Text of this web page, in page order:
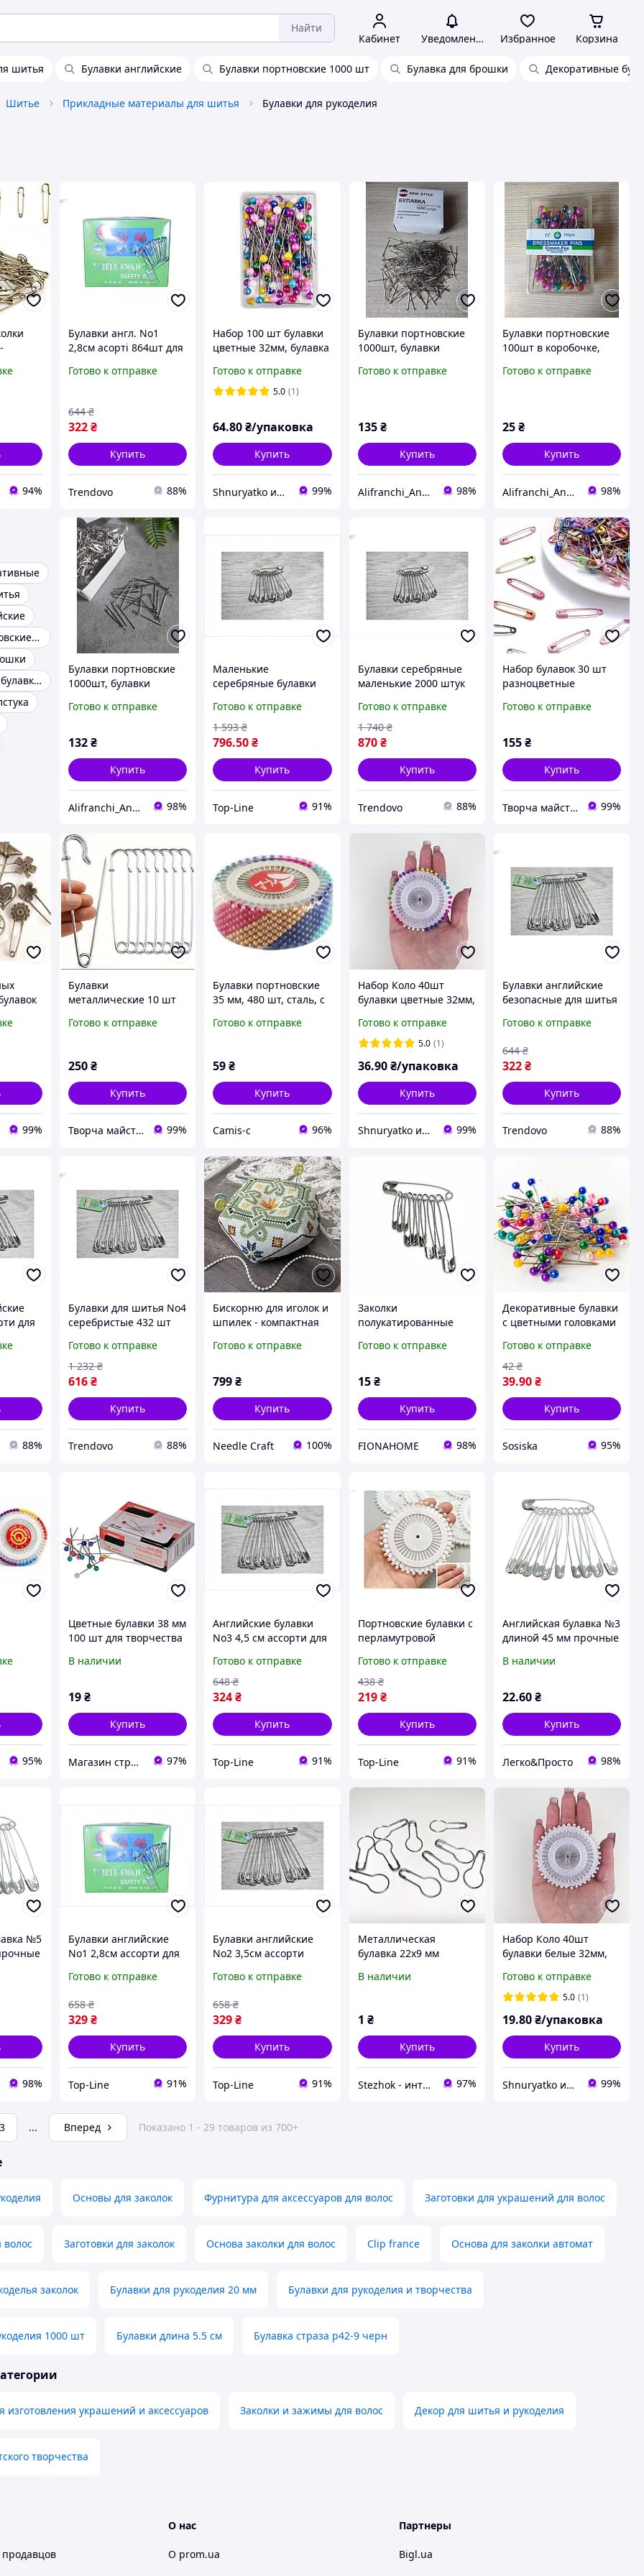
Найти
Кабинет Уведомления Избранное Корзина
шитья Булавки английские Булавки портновские 1000 шт Булавка для брошки Декоративные
Шитье Прикладные материалы для шитья Булавки для рукоделия
75
94%
Булавки англ. No1
2,8см асорті 864шт для
безпечні шпильки для
Готово к отправке
322₴
644 ₴
Купить
Trendovo 88%
Набор 100 шт булавки
цветные 32мм, булавка
рукоделия, вязания,
бисероплетения,
Готово к отправке
5.0 (1)
64.80₴/упаковка
Купить
Shnuryatko интернет-магазин 99%
Булавки портновские
1000шт, булавки
шитья и рукоделия
Готово к отправке
135 ₴
Купить
Alifranchi_Anna 98%
Булавки портновские
100шт в коробочке,
булавки для шитья и
Готово к отправке
25₴
Купить
Alifranchi_Anna 98%
Булавки портновские 1000 шт
Декоративные булавки для одежды
Булавки портновские
1000шт, булавки
шитья и рукоделия
Готово к отправке
132₴
Купить
Alifranchi_Anna 98%
Маленькие
серебряные булавки
рукоделия и шитья
надежное крепление
для тканей
Готово к отправке
796.50₴
1 593 ₴
Купить
Top-Line 91%
Булавки серебряные
маленькие 2000 штук
надежные крепления
для тканей
Готово к отправке
870 ₴
1 740 ₴
Купить
Trendovo 88%
Набор булавок 30 шт
разноцветные
маленькие для
Готово к отправке
155₴
Купить
Творча майстерня "WoollyFox" 99%
99%
Булавки
металлические 10 шт
одежды и рукоделия
Готово к отправке
250₴
Купить
Творча майстерня "WoollyFox" 99%
Булавки портновские
35 мм, 480 шт, сталь, с
рукоделия
Готово к отправке
59₴
Купить
Camis-c 96%
Набор Коло 40шт
булавки цветные 32мм,
рукоделия, вязки,
бисероплетения,
Готово к отправке
5.0 (1)
36.90 ₴/упаковка
Купить
Shnuryatko интернет-магазин 99%
Булавки английские
безопасные для шитья
ассорти 4 5 см ТМ
Готово к отправке
322₴
644 ₴
Купить
Trendovo 88%
для
88%
Булавки для шитья No4
серебристые 432 шт
творчества длина 5.5
см
Готово к отправке
616₴
1 232 ₴
Купить
Trendovo 88%
Бискорню для иголок и
шпилек - компактная
и рукоделия
Готово к отправке
799₴
Купить
Needle Craft 100%
Заколки
полукатированные
шитья и рукоделия,
Готово к отправке
15 ₴
Купить
FIONAHOME 98%
Декоративные булавки
с цветными головками
рукоделия и шитья
Готово к отправке
39.90₴
42 ₴
Купить
Sosiska 95%
12-2
95%
Цветные булавки 38 мм
100 шт для творчества
крепления
В наличии
19₴
Купить
Магазин строительных материалов "СТРОИМ ВМЕСТЕ" 97%
Английские булавки
No3 4,5 см ассорти для
шт в упаковке ТМ
ХАРКІВ
Готово к отправке
324₴
648 ₴
Купить
Top-Line 91%
Портновские булавки с
перламутровой
40шт для шитья и
рукоделия белые
Готово к отправке
219 ₴
438 ₴
Купить
Top-Line 91%
Английская булавка №3
длиной 45 мм прочные
булавки для шитья и
В наличии
22.60₴
Купить
Легко&Просто 98%
№5
и
98%
Булавки английские
No1 2,8см ассорти для
безопасные и удобные
864шт в упаковке
Готово к отправке
329₴
658 ₴
Купить
Top-Line 91%
Булавки английские
No2 3,5см ассорти
рукоделия безопасные
использовании
Готово к отправке
329₴
658 ₴
Купить
Top-Line 91%
Металлическая
булавка 22х9 мм
для рукоделия цвет
В наличии
1 ₴
Купить
Stezhok - интернет-магазин товаров для творчества и рукоделия 97%
Набор Коло 40шт
булавки белые 32мм,
рукоделия, вязки,
бисероплетения,
Готово к отправке
5.0 (1)
19.80₴/упаковка
Купить
Shnuryatko интернет-магазин 99%
3 ... Вперед Показано 1 - 29 товаров из 700+
Основы для заколок Фурнитура для аксессуаров для волос Заготовки для украшений для волос
волос Заготовки для заколок Основа заколки для волос Clip france Основа для заколки автомат
заколок Булавки для рукоделия 20 мм Булавки для рукоделия и творчества
1000 шт Булавки длина 5.5 см Булавка страза р42-9 черн
изготовления украшений и аксессуаров Заколки и зажимы для волос Декор для шитья и рукоделия
творчества
О нас
О prom.ua
Партнеры
Bigl.ua